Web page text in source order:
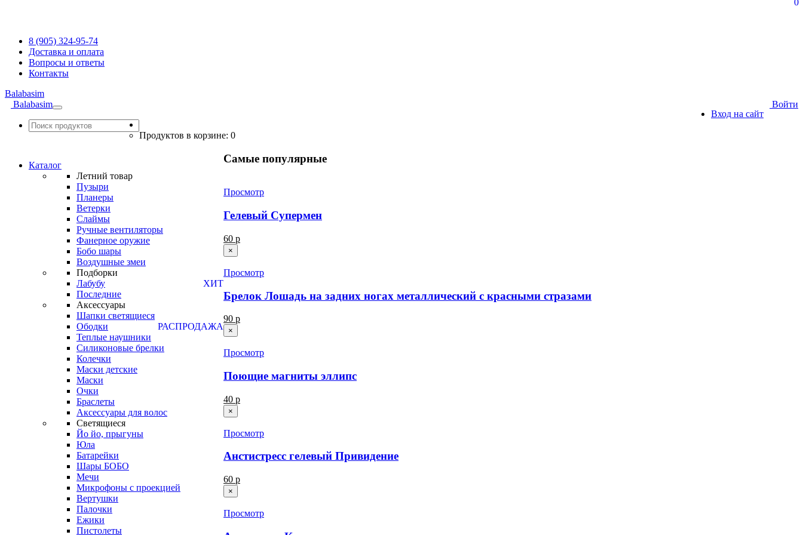
8 (905) 324-95-74
Доставка и оплата
Вопросы и ответы
Контакты
Balabasim
Войти
Вход на сайт
Toggle
navigation
Balabasim
0
Продуктов в корзине: 0
Каталог
Летний товар
Пузыри
Планеры
Ветерки
Слаймы
Ручные вентиляторы
Фанерное оружие
Бобо шары
Воздушные змеи
Подборки
Лабубу
ХИТ
Последние
Аксессуары
Шапки светящиеся
Ободки
РАСПРОДАЖА
Теплые наушники
Силиконовые брелки
Колечки
Маски детские
Маски
Очки
Браслеты
Аксессуары для волос
Светящиеся
Йо йо, прыгуны
Юла
Батарейки
Шары БОБО
Мечи
Микрофоны с проекцией
Вертушки
Палочки
Ежики
Пистолеты
Самые популярные
Просмотр
Гелевый Супермен
60 р
×
Просмотр
Брелок Лошадь на задних ногах металлический с красными стразами
90 р
×
Просмотр
Поющие магниты эллипс
40 р
×
Просмотр
Анстистресс гелевый Привидение
60 р
×
Просмотр